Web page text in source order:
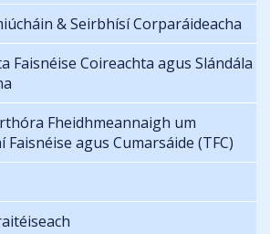
& Seirbhísí Corparáideacha
Faisnéise Coireachta agus Slándála
Fheidhmeannaigh um
agus Cumarsáide (TFC)